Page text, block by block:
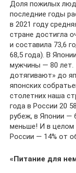
Доля пожилых
последние годы
в 2021 году
стране достигла
и составила 73,6
68,5 года). В
мужчины — 80
дотягивают» до
японских
столетних наша
года в России 20
рубеж, в Японии —
меньше! И в целом
России — 14% от
«Питание для